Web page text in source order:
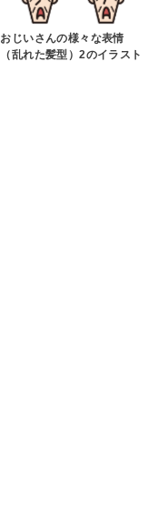
おじいさんの様々な表情
（乱れた髪型）2のイラスト